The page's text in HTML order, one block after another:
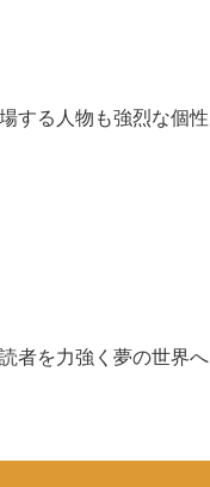
する人物も強烈な個性
者を力強く夢の世界へ